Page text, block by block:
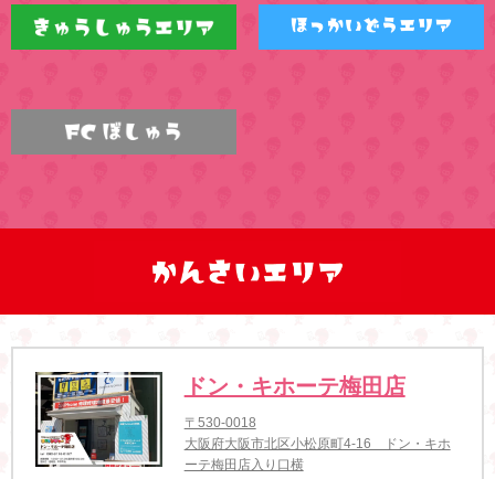
ドン・キホーテ梅田店
〒530-0018
大阪府大阪市北区小松原町4-16 ドン・キホ
ーテ梅田店入り口横